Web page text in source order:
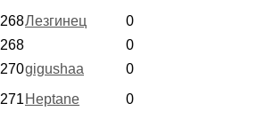
268Лезгинец
0
268
0
270gigushaa
0
271 Heptane
0